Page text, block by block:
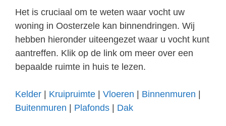
Het is cruciaal om te weten waar vocht uw
woning in Oosterzele kan binnendringen. Wij
hebben hieronder uiteengezet waar u vocht kunt
aantreffen. Klik op de link om meer over een
bepaalde ruimte in huis te lezen.
Kelder Kruipruimte Vloeren Binnenmuren
Buitenmuren
Plafonds Dak